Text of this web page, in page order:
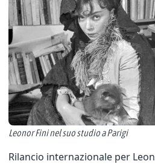
Leonor Fini nel suo studio a Parigi
Rilancio internazionale per